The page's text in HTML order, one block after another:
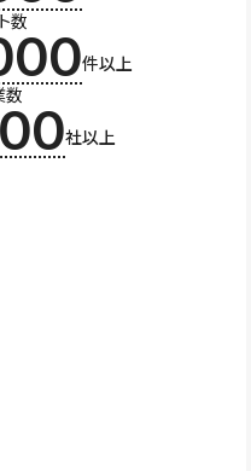
数
件以上
数
社以上